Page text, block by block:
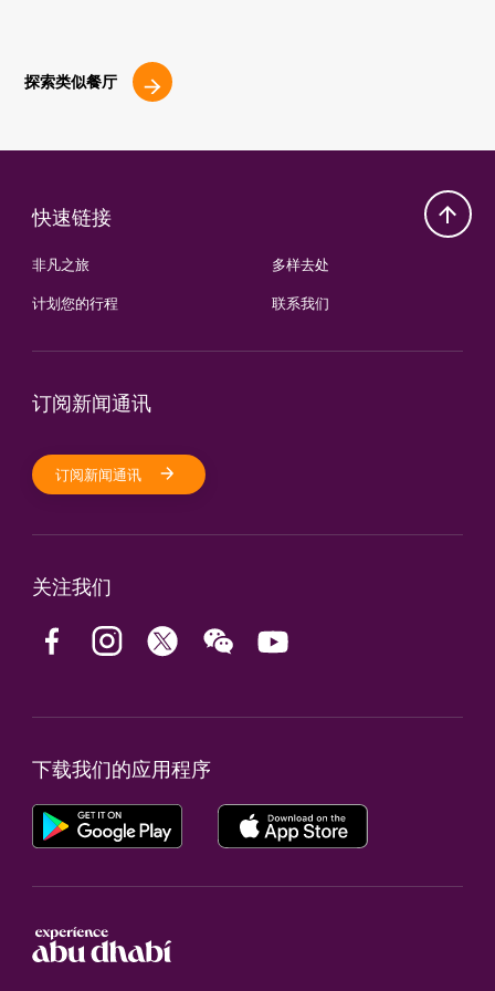
探索类似餐厅
快速链接
非凡之旅
计划您的行程
多样去处
联系我们
订阅新闻通讯
订阅新闻通讯
关注我们
下载我们的应用程序